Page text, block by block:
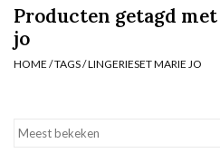
Slip
Body
Producten getagd
jo
HOME /TAGS/LINGERIESET MARIE JO